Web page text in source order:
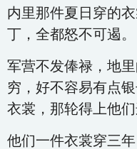
内里那件夏日穿的
丁，全都怒不可遏。
军营不发俸禄，地
穷，好不容易有点
衣裳，那轮得上他们
他们一件衣裳穿三